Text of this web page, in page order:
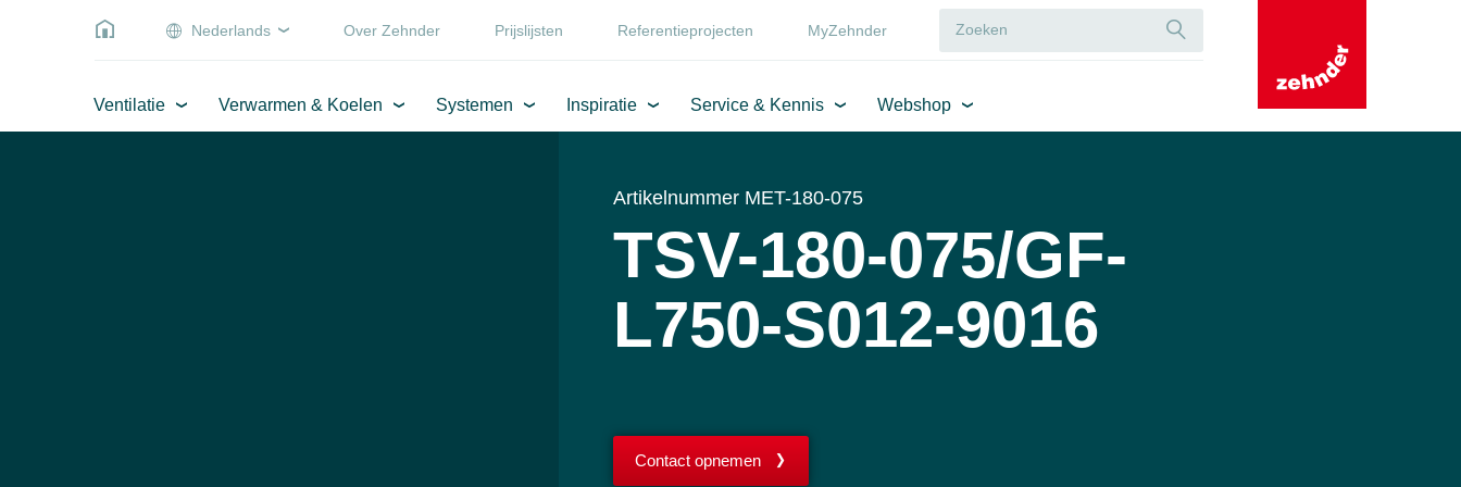
Nederlands Over Zehnder Prijslijsten Referentieprojecten MyZehnder
Ventilatie Verwarmen & Koelen Systemen Inspiratie Service & Kennis Webshop
Artikelnummer MET-180-075
TSV-180-075/GF-
L750-S012-9016
Contact opnemen